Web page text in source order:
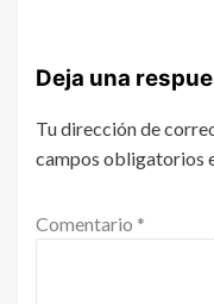
Deja una
Tu dirección de
campos obligatorios
Comentario *